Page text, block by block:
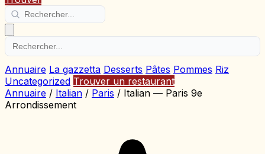
Annuaire La gazzetta Desserts Pâtes Pommes Riz
Uncategorized Trouver un restaurant
Annuaire / Italian / Paris / Italian — Paris 9e
Arrondissement